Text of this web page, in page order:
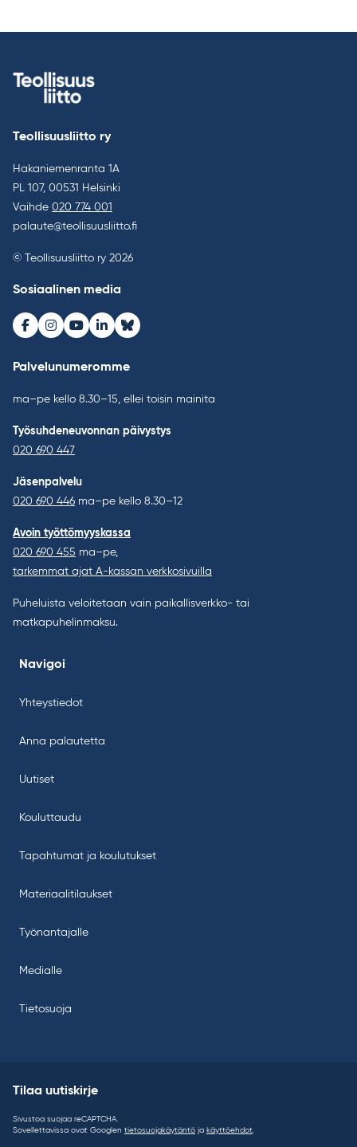
Teollisuusliitto ry
Hakaniemenranta 1A
PL 107, 00531 Helsinki
Vaihde 020 774 001
palaute@teollisuusliitto.fi
© Teollisuusliitto ry 2026
Sosiaalinen media
Facebook
Instagram
Youtube
LinkedInBluesky
Palvelunumeromme
ma–pe kello 8.30–15, ellei toisin mainita
Työsuhdeneuvonnan päivystys
020 690 447
Jäsenpalvelu
020 690 446 ma–pe kello 8.30–12
Avoin työttömyyskassa
020 690 455 ma–pe,
tarkemmat ajat A-kassan verkkosivuilla
Puheluista veloitetaan vain paikallisverkko- tai
matkapuhelinmaksu.
Navigoi
Yhteystiedot
Anna palautetta
Uutiset
Kouluttaudu
Tapahtumat ja koulutukset
Materiaalitilaukset
Työnantajalle
Medialle
Tietosuoja
Tilaa uutiskirje
Sivustoa suojaa reCAPTCHA.
Sovellettavissa ovat Googlen tietosuojakäytäntö ja käyttöehdot.